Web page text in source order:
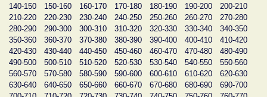
140-150
150-160 160-170 170-180 180-190 190-200
200-210
210-220
220-230 230-240 240-250 250-260 260-270
270-280
280-290
290-300 300-310 310-320 320-330 330-340
340-350
350-360
360-370 370-380 380-390 390-400 400-410
410-420
420-430
430-440 440-450 450-460 460-470 470-480
480-490
490-500
500-510 510-520 520-530 530-540 540-550
550-560
560-570
570-580 580-590 590-600 600-610 610-620
620-630
630-640
640-650 650-660 660-670 670-680 680-690
690-700